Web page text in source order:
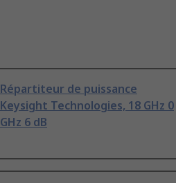
Répartiteur de puissance
Keysight Technologies, 18 GHz 0
GHz 6 dB